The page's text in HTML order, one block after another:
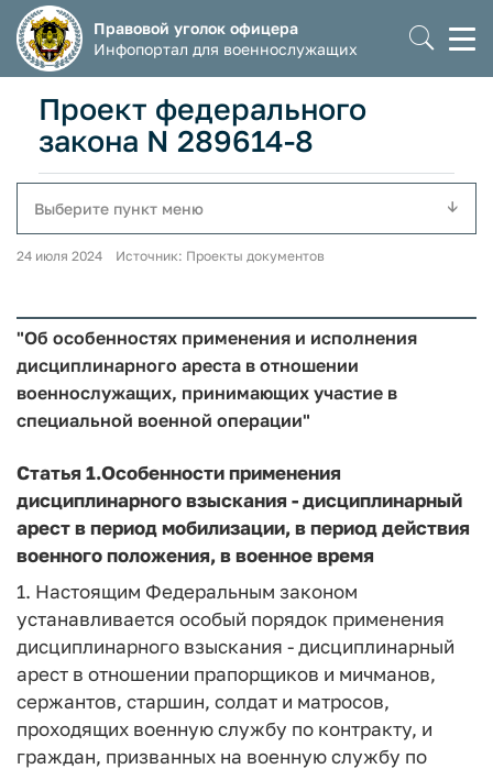
Правовой уголок офицера
Инфопортал для военнослужащих
Проект федерального
закона N 289614-8
Выберите пункт меню
24 июля 2024 Источник: Проекты документов
"Об особенностях применения и исполнения
дисциплинарного ареста в отношении
военнослужащих, принимающих участие в
специальной военной операции"
Статья 1.Особенности применения
дисциплинарного взыскания - дисциплинарный
арест в период мобилизации, в период действия
военного положения, в военное время
1. Настоящим Федеральным законом
устанавливается особый порядок применения
дисциплинарного взыскания - дисциплинарный
арест в отношении прапорщиков и мичманов,
сержантов, старшин, солдат и матросов,
проходящих военную службу по контракту, и
граждан, призванных на военную службу по